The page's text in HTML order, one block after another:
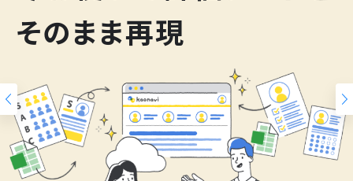
スキルマップ
そのまま再現